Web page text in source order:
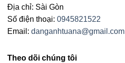
Địa chỉ: Sài Gòn
Số điện thoại: 0945821522
Email: danganhtuana@gmail.com
Theo dõi chúng tôi